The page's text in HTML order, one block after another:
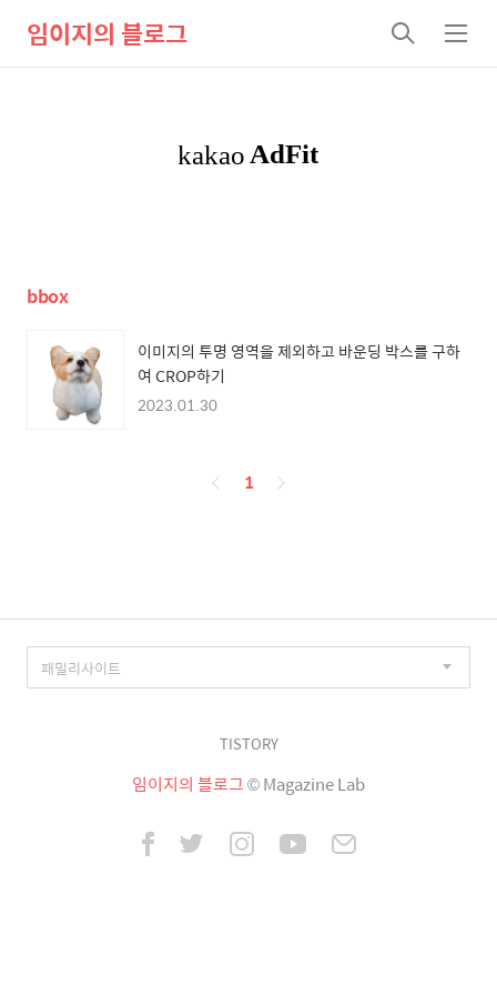
임이지의 블로그
검
색
메
뉴
bbox
이미지의 투명 영역을 제외하고 바운딩 박스를 구하
여 CROP하기
2023.01.30
페
1
TISTORY
임이지의 블로그© Magazine Lab